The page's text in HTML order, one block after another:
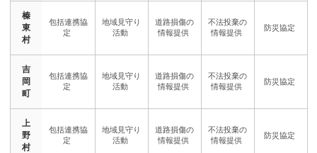
榛
東
村
吉
岡
町
上
野
村